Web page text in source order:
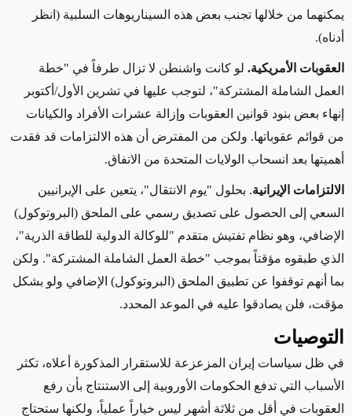
يمكنهما من خلالها تجنب بعض هذه السيناريوهات السلبية (انظر
أدناه).
العقوبات الأمريكية. لو كانت واشنطن لا تزال طرفاً في "خطة
العمل الشاملة المشتركة"، لتوجب عليها في تشرين الأول/أكتوبر
إنهاء بعض بنود قوانين العقوبات وإزالة عشرات الأفراد والكيانات
من قوائم عقوباتها. ولكن من المفترض أن هذه الالتزامات قد فقدت
أهميتها بعد انسحاب الولايات المتحدة من الاتفاق.
الالتزامات الإيرانية. بحلول "يوم الانتقال"، يتعين على الإيرانيين
السعي إلى الحصول على تصديق رسمي على الملحق (البروتوكول)
الإضافي، وهو نظام تفتيش متقدم "للوكالة الدولية للطاقة الذرية"،
الذي طبقوه مؤقتاً بموجب "خطة العمل الشاملة المشتركة". ولكن
بما أنهم توقفوا عن تطبيق الملحق (البروتوكول) الإضافي ولو بشكل
مؤقت، فلن يصادقوا عليه في الموعد المحدد.
التوصيات
في ظل سياسات إيران المزعزعة للاستقرار المذكورة أعلاه، تكثر
الأسباب التي تدفع الحكومات الأوروبية إلى الاستنتاج بأن رفع
العقوبات في أقل من ثلاثة أشهر ليس خياراً عملياً، ولكنها ستحتاج